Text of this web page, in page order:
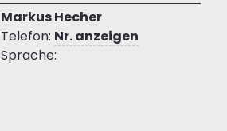
Markus Hecher
Telefon: Nr. anzeigen
Sprache: